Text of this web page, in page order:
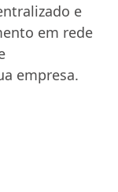
e
em rede
empresa.